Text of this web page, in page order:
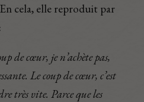
cela, elle reproduit par
de cœur, je n’achète pas,
Le coup de cœur, c’est
très vite. Parce que les